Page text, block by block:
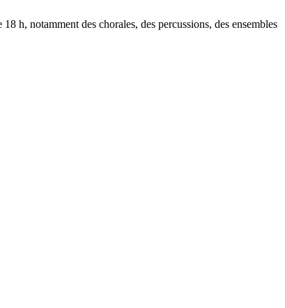
h, notamment des chorales, des percussions, des ensembles